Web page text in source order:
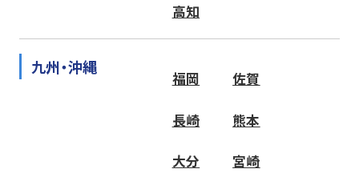
高知
九州・沖縄
福岡 佐賀
長崎 熊本
大分 宮崎